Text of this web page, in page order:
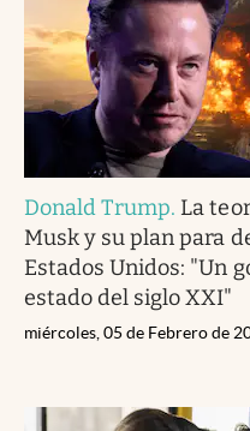
Donald Trump. La
Musk y su plan para
Estados Unidos: "Un
estado del siglo XXI"
miércoles, 05 de Febrero de